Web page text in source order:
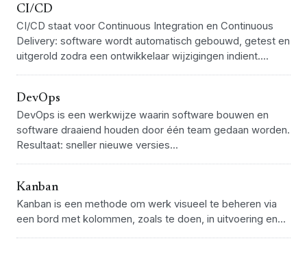
CI/CD
CI/CD staat voor Continuous Integration en Continuous
Delivery: software wordt automatisch gebouwd, getest en
uitgerold zodra een ontwikkelaar wijzigingen indient....
DevOps
DevOps is een werkwijze waarin software bouwen en
software draaiend houden door één team gedaan worden.
Resultaat: sneller nieuwe versies...
Kanban
Kanban is een methode om werk visueel te beheren via
een bord met kolommen, zoals te doen, in uitvoering en...